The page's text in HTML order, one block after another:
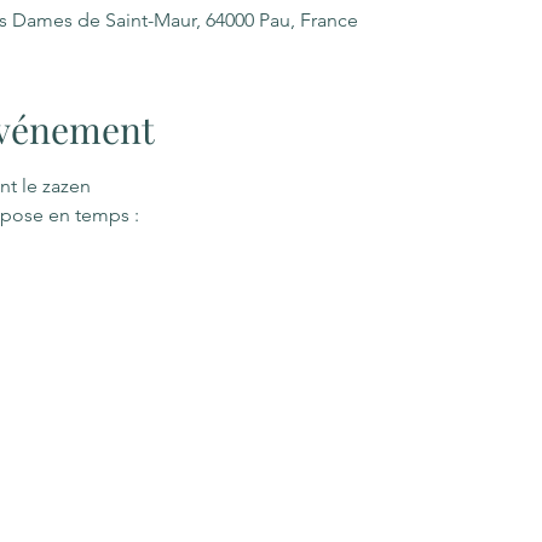
Dames de Saint-Maur, 64000 Pau, France
le zazen
en temps :